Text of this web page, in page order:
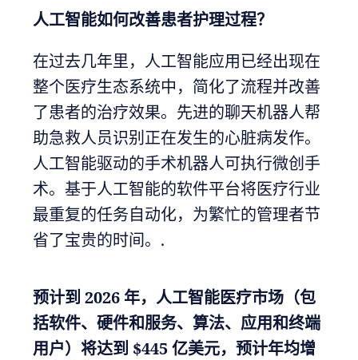
人工智能如何改善患者护理过程？
在过去几年里，人工智能应用已经出现在
整个医疗生态系统中，简化了流程并改善
了患者的治疗效果。先进的聊天机器人帮
助急救人员识别正在发生的心脏病发作。
人工智能驱动的手术机器人可执行微创手
术。基于人工智能的软件平台将医疗行业
最重复的任务自动化，为繁忙的管理者节
省了宝贵的时间。.
预计到 2026 年，人工智能医疗市场（包
括软件、硬件和服务、算法、应用和终端
用户）将达到 $445 亿美元，预计年均增